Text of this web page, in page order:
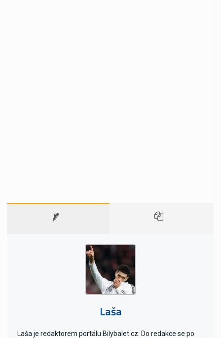
Laša
Laša je redaktorem portálu Bilybalet.cz. Do redakce se po